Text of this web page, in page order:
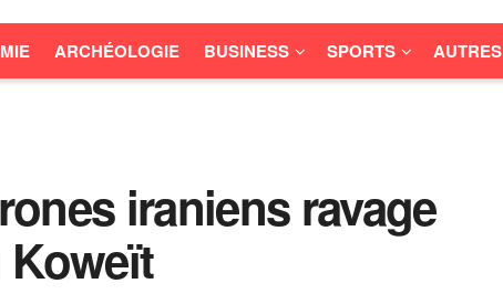
ARCHÉOLOGIE BUSINESS SPORTS AUTRES
iraniens ravage
Koweït